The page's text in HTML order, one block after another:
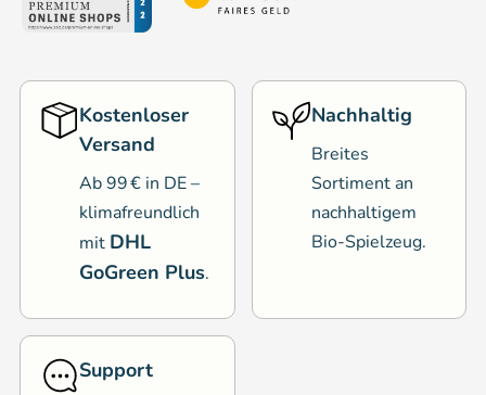
Kostenloser
Versand
Ab 99 € in DE –
klimafreundlich
mit DHL
GoGreen Plus.
Nachhaltig
Breites
Sortiment an
nachhaltigem
Bio-Spielzeug.
Support